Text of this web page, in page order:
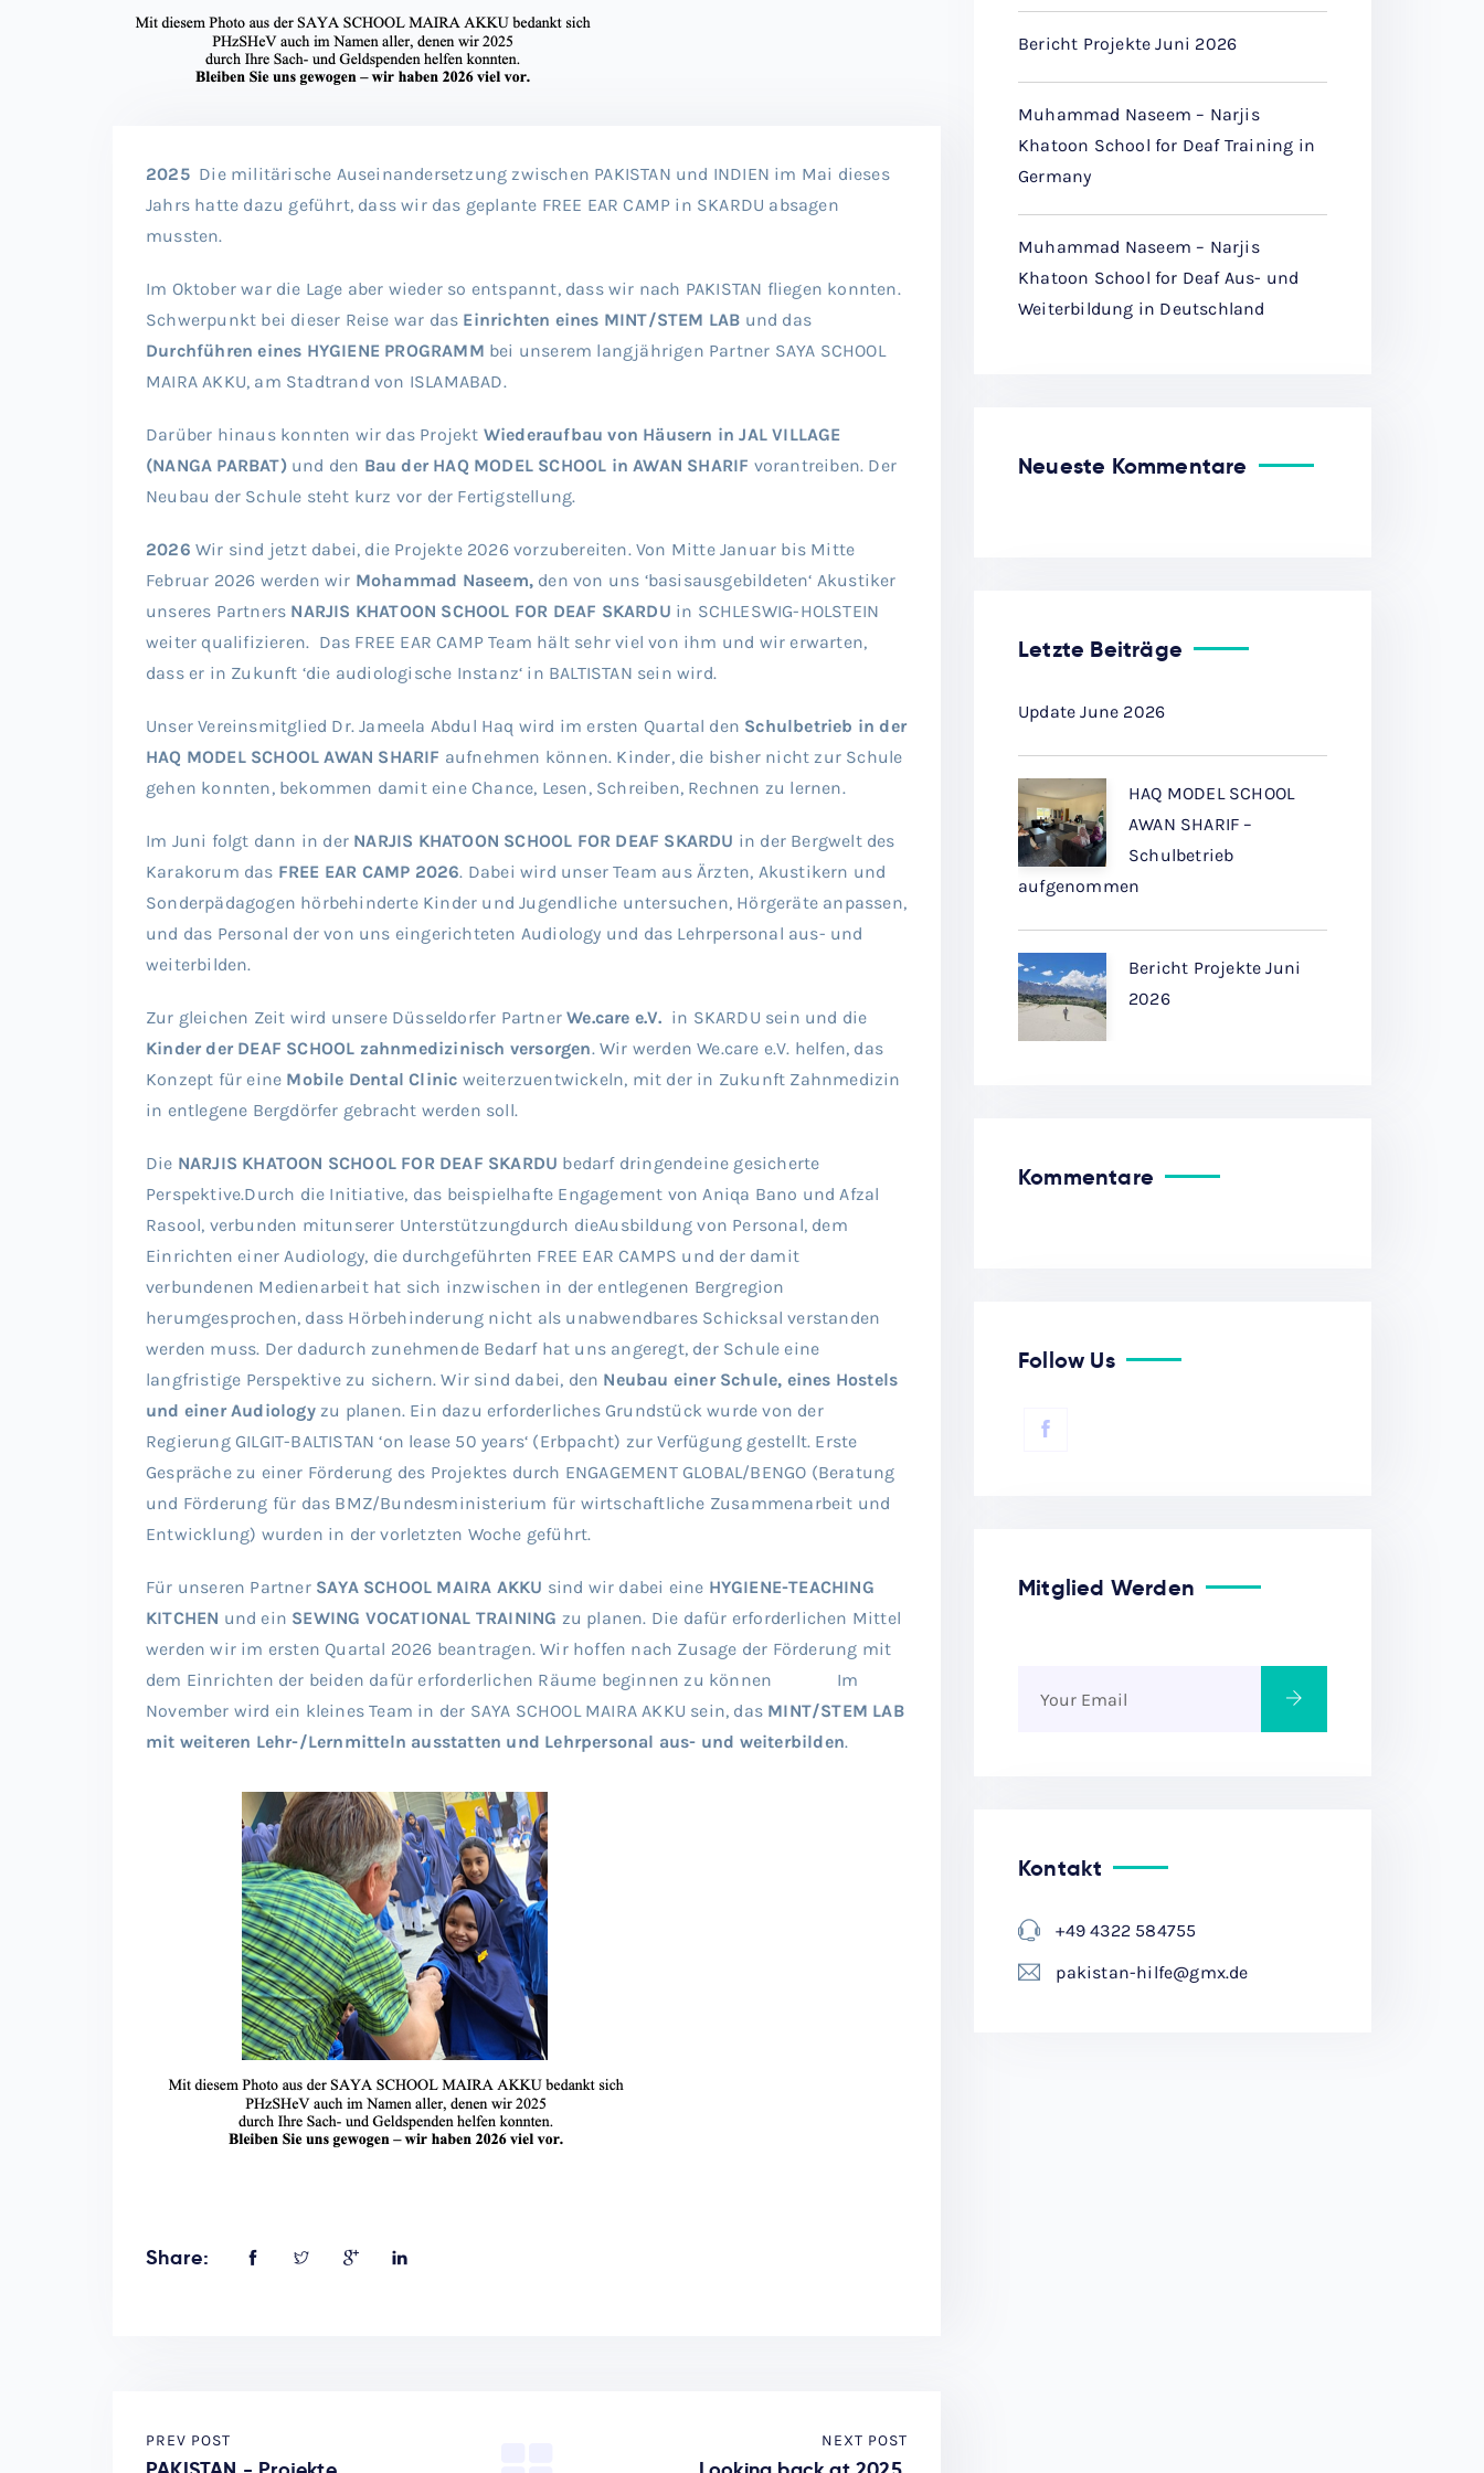
2025Die militärische Auseinandersetzung zwischen PAKISTAN und INDIEN im Mai dieses
Jahrs hatte dazu geführt, dass wir das geplante FREE EAR CAMP in SKARDU absagen
mussten.
Im Oktober war die Lage aber wieder so entspannt, dass wir nach PAKISTAN fliegen konnten.
Schwerpunkt bei dieser Reise war das Einrichten eines MINT/STEM LAB und das
Durchführen eines HYGIENE PROGRAMM bei unserem langjährigen Partner SAYA SCHOOL
MAIRA AKKU, am Stadtrand von ISLAMABAD.
Darüber hinaus konnten wir das Projekt Wiederaufbau von Häusern in JAL VILLAGE
(NANGA PARBAT)und den Bau der HAQ MODEL SCHOOL in AWAN SHARIF vorantreiben. Der
Neubau der Schule steht kurz vor der Fertigstellung.
2026 Wir sind jetzt dabei, die Projekte 2026 vorzubereiten. Von Mitte Januar bis Mitte
Februar 2026 werden wir Mohammad Naseem, den von uns ‘basisausgebildeten‘ Akustiker
unseres Partners NARJIS KHATOON SCHOOL FOR DEAF SKARDU in SCHLESWIG-HOLSTEIN
weiter qualifizieren. Das FREE EAR CAMP Team hält sehr viel von ihm und wir erwarten,
dass er in Zukunft ‘die audiologische Instanz‘ in BALTISTAN sein wird.
Unser Vereinsmitglied Dr. Jameela Abdul Haq wird im ersten Quartal den Schulbetrieb in der
HAQ MODEL SCHOOL AWAN SHARIF aufnehmen können. Kinder, die bisher nicht zur Schule
gehen konnten, bekommen damit eine Chance, Lesen, Schreiben, Rechnen zu lernen.
Im Juni folgt dann in der NARJIS KHATOON SCHOOL FOR DEAF SKARDU in der Bergwelt des
Karakorum das FREE EAR CAMP 2026. Dabei wird unser Team aus Ärzten, Akustikern und
Sonderpädagogen hörbehinderte Kinder und Jugendliche untersuchen, Hörgeräte anpassen,
und das Personal der von uns eingerichteten Audiology und das Lehrpersonal aus- und
weiterbilden.
Zur gleichen Zeit wird unsere Düsseldorfer PartnerWe.care e.V. in SKARDU sein und die
Kinder der DEAF SCHOOL zahnmedizinisch versorgen. Wir werden We.care e.V. helfen, das
Konzept für eine Mobile Dental Clinic weiterzuentwickeln, mit der in Zukunft Zahnmedizin
in entlegene Bergdörfer gebracht werden soll.
Die NARJIS KHATOON SCHOOL FOR DEAF SKARDU bedarf dringendeine gesicherte
Perspektive.Durch die Initiative, das beispielhafte Engagement von Aniqa Bano und Afzal
Rasool, verbunden mitunserer Unterstützungdurch dieAusbildung von Personal, dem
Einrichten einer Audiology, die durchgeführten FREE EAR CAMPS und der damit
verbundenen Medienarbeit hat sich inzwischen in der entlegenen Bergregion
herumgesprochen, dass Hörbehinderung nicht als unabwendbares Schicksal verstanden
werden muss. Der dadurch zunehmende Bedarf hat uns angeregt, der Schule eine
langfristige Perspektive zu sichern. Wir sind dabei, den Neubau einer Schule, eines Hostels
und einer Audiology zu planen. Ein dazu erforderliches Grundstück wurde von der
Regierung GILGIT-BALTISTAN ‘on lease 50 years‘ (Erbpacht) zur Verfügung gestellt. Erste
Gespräche zu einer Förderung des Projektes durch ENGAGEMENT GLOBAL/BENGO (Beratung
und Förderung für das BMZ/Bundesministerium für wirtschaftliche Zusammenarbeit und
Entwicklung) wurden in der vorletzten Woche geführt.
Für unseren Partner SAYA SCHOOL MAIRA AKKU sind wir dabei eine HYGIENE-TEACHING
KITCHEN und ein SEWING VOCATIONAL TRAINING zu planen. Die dafür erforderlichen Mittel
werden wir im ersten Quartal 2026 beantragen. Wir hoffen nach Zusage der Förderung mit
dem Einrichten der beiden dafür erforderlichen Räume beginnen zu können Im
November wird ein kleines Team in der SAYA SCHOOL MAIRA AKKU sein, das MINT/STEM LAB
mit weiteren Lehr-/Lernmitteln ausstatten und Lehrpersonal aus- und weiterbilden.
Share:
PREV POST NEXT POST
Bericht Projekte Juni 2026
Muhammad Naseem – Narjis
Khatoon School for Deaf Training in
Germany
Muhammad Naseem – Narjis
Khatoon School for Deaf Aus- und
Weiterbildung in Deutschland
Neueste Kommentare
Letzte Beiträge
Update June 2026
HAQ MODEL SCHOOL
AWAN SHARIF –
Schulbetrieb
aufgenommen
Bericht Projekte Juni
2026
Kommentare
Follow Us
Mitglied Werden
Kontakt
+49 4322 584755
pakistan-hilfe@gmx.de